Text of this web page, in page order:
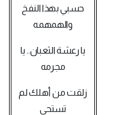
حسبي بهذا النفخ
والهمهمه
يا رعشة الثعبان.. يا
مجرمه
زلقت من أهلك لم
تستحي